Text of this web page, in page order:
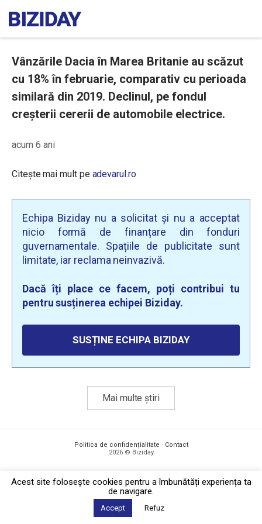
Vânzările Dacia în Marea Britanie au scăzut
cu 18% în februarie, comparativ cu perioada
similară din 2019. Declinul, pe fondul
creșterii cererii de automobile electrice.
acum 6 ani
Citește mai mult pe adevarul.ro
Echipa Biziday nu a solicitat și nu a acceptat
nicio formă de finanțare din fonduri
guvernamentale. Spațiile de publicitate sunt
limitate, iar reclama neinvazivă.
Dacă îți place ce facem, poți contribui tu
pentru susținerea echipei Biziday.
SUSȚINE ECHIPA BIZIDAY
Mai multe știri
Politica de confidențialitate · Contact
2026 © Biziday
Acest site foloseşte cookies pentru a îmbunătăți experiența ta
de navigare.
Accept Refuz